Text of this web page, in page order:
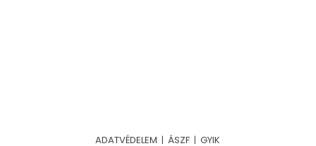
ADATVÉDELEM | ÁSZF |GYIK